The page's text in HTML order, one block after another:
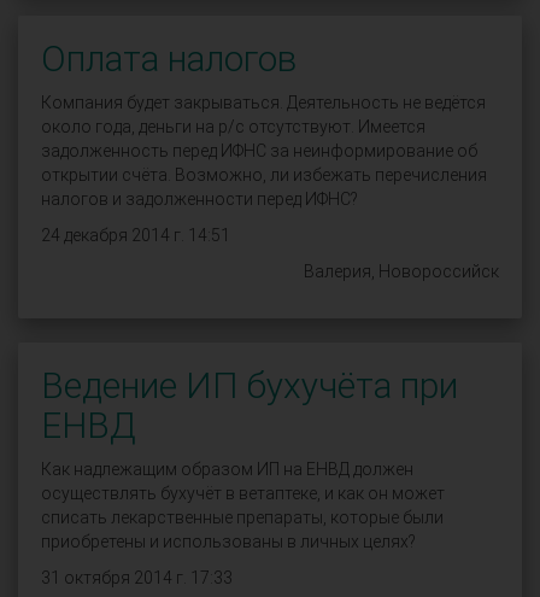
Оплата налогов
Компания будет закрываться. Деятельность не ведётся
около года, деньги на р/с отсутствуют. Имеется
задолженность перед ИФНС за неинформирование об
открытии счёта. Возможно, ли избежать перечисления
налогов и задолженности перед ИФНС?
24 декабря 2014 г. 14:51
Валерия, Новороссийск
Ведение ИП бухучёта при
ЕНВД
Как надлежащим образом ИП на ЕНВД должен
осуществлять бухучёт в ветаптеке, и как он может
списать лекарственные препараты, которые были
приобретены и использованы в личных целях?
31 октября 2014 г. 17:33